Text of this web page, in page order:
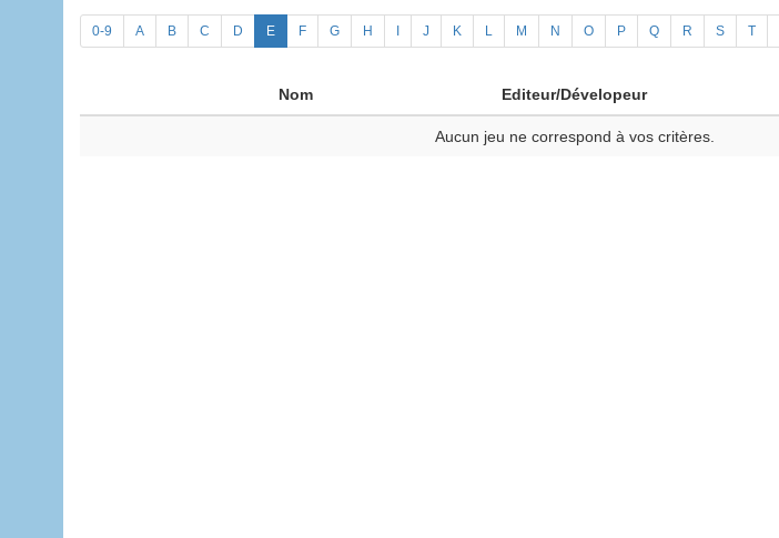
0-9 A B C D E F G H J K L M N O P Q R S T
Nom Editeur/Dévelopeur
Aucun jeu ne correspond à vos critères.